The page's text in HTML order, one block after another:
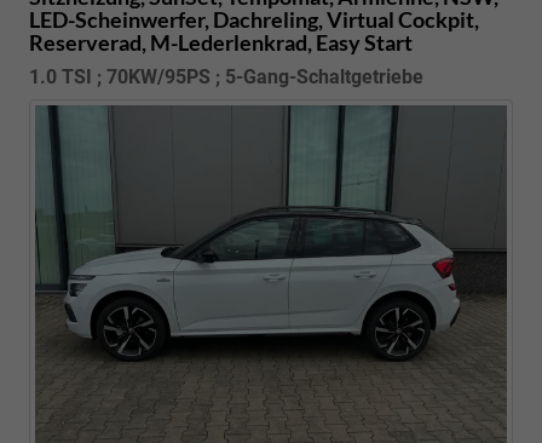
LED-Scheinwerfer, Dachreling, Virtual Cockpit,
Reserverad, M-Lederlenkrad, Easy Start
1.0 TSI ; 70KW/95PS ; 5-Gang-Schaltgetriebe